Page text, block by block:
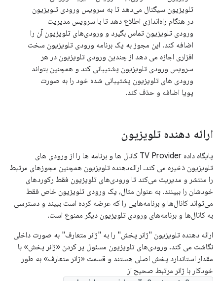
تلویزیون سیگنال می‌دهد تا به سرویس ورودی تلویزیون
در هنگام راه‌اندازی اطلاع دهد تا با سرویس مدیریت
ورودی تلویزیون تماس بگیرد و ورودی‌های تلویزیون آن را
اضافه کند. این مجوز به یک برنامه ورودی تلویزیون سخت
افزاری اجازه می دهد از چندین ورودی تلویزیون در هر
سرویس ورودی تلویزیون پشتیبانی کند و همچنین بتواند
ورودی های تلویزیون پشتیبانی شده خود را به صورت
پویا اضافه و حذف کند.
ارائه دهنده تلویزیون
پایگاه داده TV Provider کانال ها و برنامه ها را از ورودی های
تلویزیون ذخیره می کند. ارائه‌دهنده تلویزیون همچنین مجوزهای مرتبط
را منتشر و مدیریت می‌کند تا ورودی‌های تلویزیون فقط رکوردهای
خودشان را ببینند. به عنوان مثال، یک ورودی تلویزیون خاص فقط
می‌تواند کانال‌ها و برنامه‌هایی را که عرضه کرده است ببیند و دسترسی
به کانال‌ها و برنامه‌های ورودی تلویزیون دیگر ممنوع است.
ارائه دهنده تلویزیون "ژانر پخش" را به "ژانر متعارف" به صورت داخلی
نگاشت می کند. ورودی‌های تلویزیون مسئول پر کردن «ژانر پخش» با
مقدار استاندارد پخش اصلی هستند و قسمت «ژانر متعارف» به طور
خودکار با ژانر مرتبط صحیح از